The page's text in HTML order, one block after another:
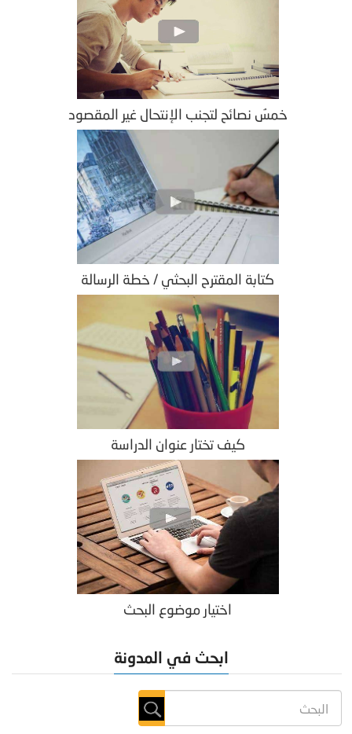
خمسُ نصائح لتجنب الإنتحال غير المقصود
كتابة المقترح البحثي / خطة الرسالة
كيف تختار عنوان الدراسة
اختيار موضوع البحث
ابحث في المدونة